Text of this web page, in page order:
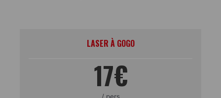
LASER À GOGO
17€
/ pers